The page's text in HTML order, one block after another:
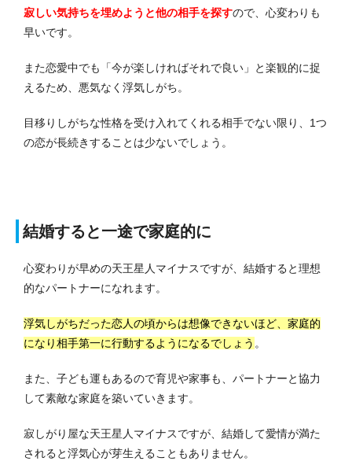
寂しい気持ちを埋めようと他の相手を探すので、心変わりも
早いです。
また恋愛中でも「今が楽しければそれで良い」と楽観的に捉
えるため、悪気なく浮気しがち。
目移りしがちな性格を受け入れてくれる相手でない限り、1つ
の恋が長続きすることは少ないでしょう。
結婚すると一途で家庭的に
心変わりが早めの天王星人マイナスですが、結婚すると理想
的なパートナーになれます。
浮気しがちだった恋人の頃からは想像できないほど、家庭的
になり相手第一に行動するようになるでしょう 。
また、子ども運もあるので育児や家事も、パートナーと協力
して素敵な家庭を築いていきます。
寂しがり屋な天王星人マイナスですが、結婚して愛情が満た
されると浮気心が芽生えることもありません。